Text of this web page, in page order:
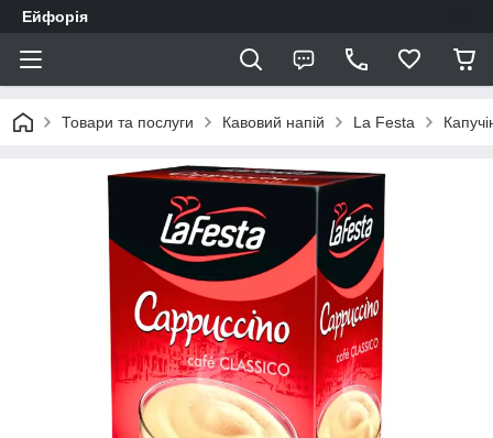
Ейфорія
Товари та послуги Кавовий напій La Festa